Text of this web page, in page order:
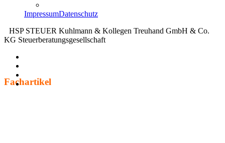
ImpressumDatenschutz
HSP STEUER Kuhlmann & Kollegen Treuhand GmbH & Co.
KG Steuerberatungsgesellschaft
Fach­ar­tikel